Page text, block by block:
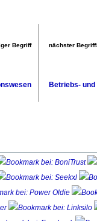
Begriff nächster
Betriebs-